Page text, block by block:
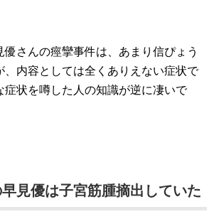
さんの痙攣事件は、あまり信ぴょう
、内容としては全くありえない症状で
症状を噂した人の知識が逆に凄いで
見優は子宮筋腫摘出していた